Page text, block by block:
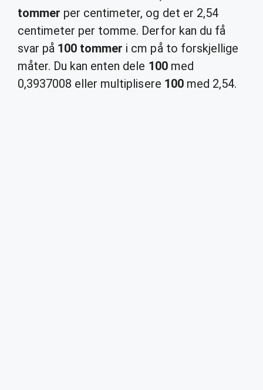
tommer per centimeter, og det er 2,54
centimeter per tomme. Derfor kan du få
svar på 100 tommer i cm på to forskjellige
måter. Du kan enten dele 100med
0,3937008 eller multiplisere 100med 2,54.